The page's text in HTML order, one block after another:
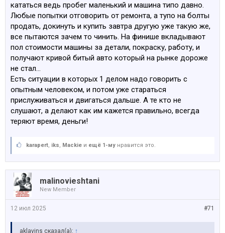
Составил жалобу на 12 страниц. Нашёл по VIN все 6-
ки, которые были на ss.lv на тот момент. Каждая —
битый американец. Я даже поехал и посмотрел две
машины вживую, пофоткал. И просто офигел — понял,
насколько у меня хорошее авто.
Приложил распечатки, чеки за ремонты, детали,
спейсеры, детейлинг — всё, что смог найти.
Отправил, сразу позвонил специалисту, который
проводил оценку. Поговорили адекватно, он был в
отпуске, поэтому сказал, что займёт немного больше
времени, но в целом с моими аргументами согласился.
Снова ожидание. В это время согласовывал с
сервисом окончательную смету с новыми блоками.
Нашли позиции, которых не хватало в первой версии
(хотя кое-что всё равно упустили), и смета с 12 000
выросла до 18 000. Машину оценили в 24 000.
Математика сошлась. Я мог выкупить авто за 6 000,
кататься ведь пробег маленький и машина типо давно.
Любые попытки отговорить от ремонта, а тупо на болты
продать, докинуть и купить завтра другую уже такую же,
все пытаются зачем то чинить. На финише вкладывают
пол стоимости машины за детали, покраску, работу, и
получают кривой битый авто который на рынке дороже
не стал…
Есть ситуации в которых 1 делом надо говорить с
опытным человеком, и потом уже стараться
прислуживаться и двигаться дальше. А те кто не
слушают, а делают как им кажется правильно, всегда
теряют время, деньги!
karapert, iks, Mackie и ещё 1-му нравится это.
malinovieshtani
New Member
#71
12 июл 2025
aklavins сказал(а): ↑